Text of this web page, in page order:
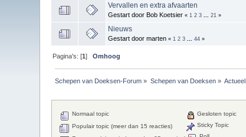
Vervallen en extra afvaarten
Gestart door Bob Koetsier« 1 2 3 ...21 »
Nieuws
Gestart door marten« 1 2 3 ...44 »
Pagina's: [1]Omhoog
Schepen van Doeksen-Forum » Schepen van Doeksen» Actueel
Normaal topic
Populair topic (meer dan 15 reacties)
Gesloten topic
Sticky Topic